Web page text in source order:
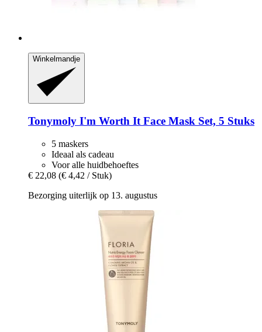
Winkelmandje
Tonymoly I'm Worth It Face Mask Set, 5 Stuks
5 maskers
Ideaal als cadeau
Voor alle huidbehoeftes
€ 22,08 (€ 4,42 / Stuk)
Bezorging uiterlijk op 13. augustus